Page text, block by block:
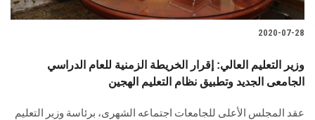
2020-07-28
وزير التعليم العالي: إقرار الخريطة الزمنية للعام الدراسي
الجامعى الجديد وتطبيق نظام التعليم الهجين
عقد المجلس الأعلى للجامعات اجتماعه الشهرى، برئاسة وزير التعليم